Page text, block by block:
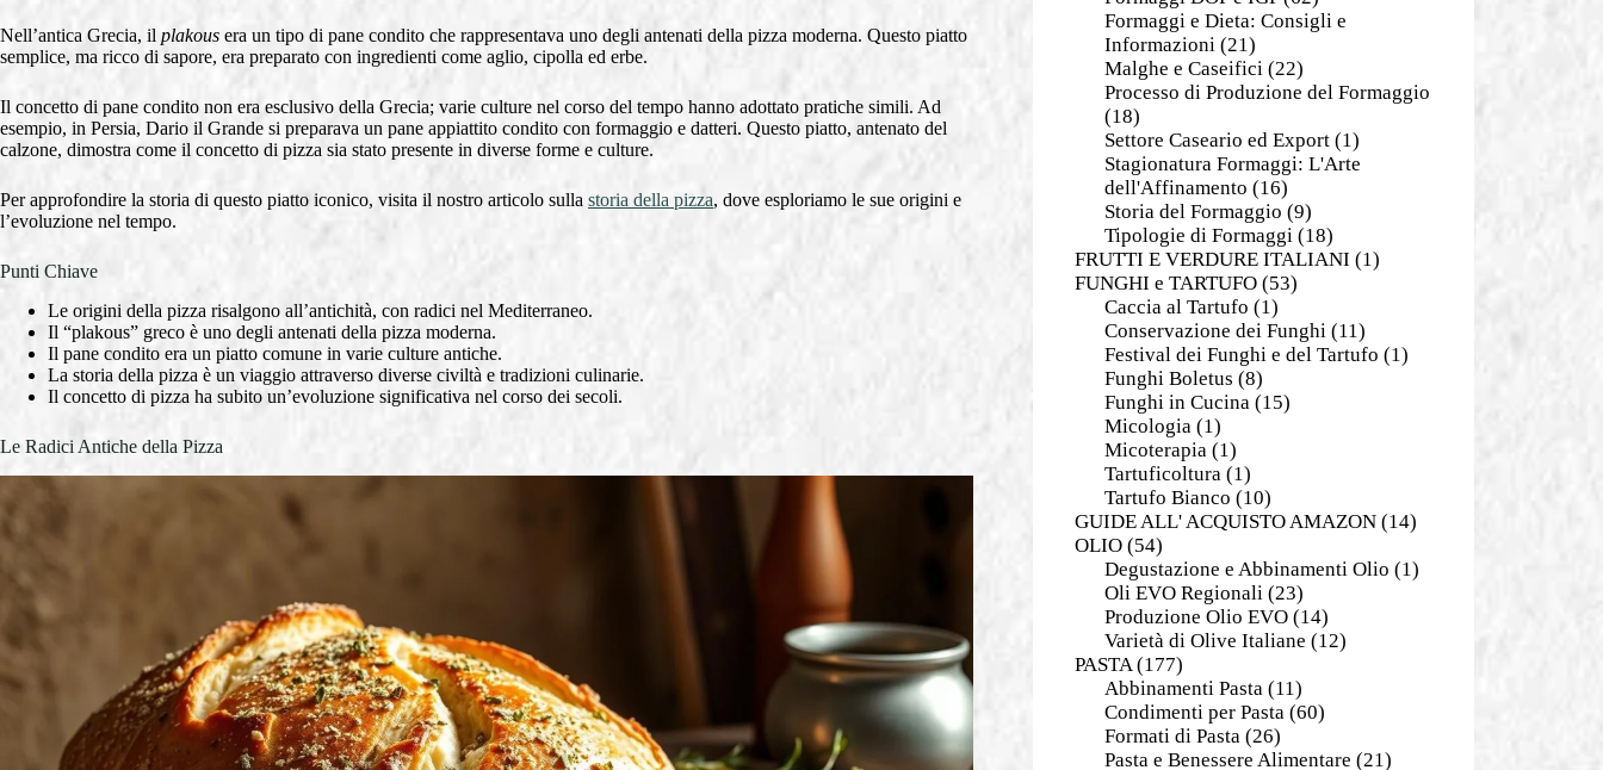
Nell’antica Grecia, il plakous era un tipo di pane condito che rappresentava uno degli antenati della pizza moderna. Questo piatto
semplice, ma ricco di sapore, era preparato con ingredienti come aglio, cipolla ed erbe.
Il concetto di pane condito non era esclusivo della Grecia; varie culture nel corso del tempo hanno adottato pratiche simili. Ad
esempio, in Persia, Dario il Grande si preparava un pane appiattito condito con formaggio e datteri. Questo piatto, antenato del
calzone, dimostra come il concetto di pizza sia stato presente in diverse forme e culture.
Per approfondire la storia di questo piatto iconico, visita il nostro articolo sulla storia della pizza, dove esploriamo le sue origini e
l’evoluzione nel tempo.
Punti Chiave
Le origini della pizza risalgono all’antichità, con radici nel Mediterraneo.
Il “plakous” greco è uno degli antenati della pizza moderna.
Il pane condito era un piatto comune in varie culture antiche.
La storia della pizza è un viaggio attraverso diverse civiltà e tradizioni culinarie.
Il concetto di pizza ha subito un’evoluzione significativa nel corso dei secoli.
Le Radici Antiche della Pizza
Formaggi e Dieta: Consigli e
Informazioni (21)
Malghe e Caseifici (22)
Processo di Produzione del Formaggio
(18)
Settore Caseario ed Export(1)
Stagionatura Formaggi: L'Arte
dell'Affinamento (16)
Storia del Formaggio (9)
Tipologie di Formaggi (18)
FRUTTI E VERDURE ITALIANI (1)
FUNGHI e TARTUFO(53)
Caccia al Tartufo (1)
Conservazione dei Funghi (11)
Festival dei Funghi e del Tartufo (1)
Funghi Boletus (8)
Funghi in Cucina (15)
Micologia (1)
Micoterapia (1)
Tartuficoltura (1)
Tartufo Bianco (10)
GUIDE ALL' ACQUISTO AMAZON(14)
OLIO(54)
Degustazione e Abbinamenti Olio (1)
Oli EVO Regionali (23)
Produzione Olio EVO(14)
Varietà di Olive Italiane (12)
PASTA(177)
Abbinamenti Pasta (11)
Condimenti per Pasta (60)
Formati di Pasta (26)
Pasta e Benessere Alimentare (21)